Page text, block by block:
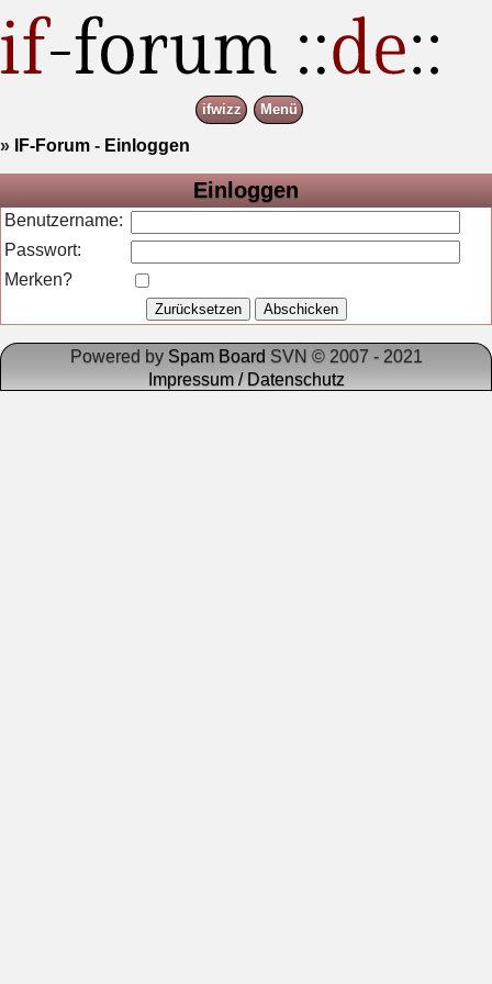
ifwizz Menü
» IF-Forum - Einloggen
Einloggen
Benutzername:
Passwort:
Merken?
Powered by Spam Board SVN © 2007 - 2021
Impressum / Datenschutz